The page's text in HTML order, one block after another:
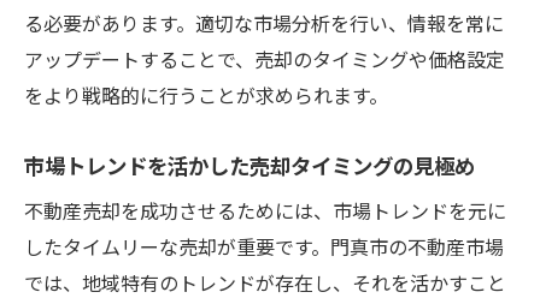
る必要があります。適切な市場分析を行い、情報を常に
アップデートすることで、売却のタイミングや価格設定
をより戦略的に行うことが求められます。
市場トレンドを活かした売却タイミングの見極め
不動産売却を成功させるためには、市場トレンドを元に
したタイムリーな売却が重要です。門真市の不動産市場
では、地域特有のトレンドが存在し、それを活かすこと